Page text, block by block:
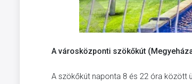
A városközponti szökőkút
A szökőkút naponta 8 és 22 óra között